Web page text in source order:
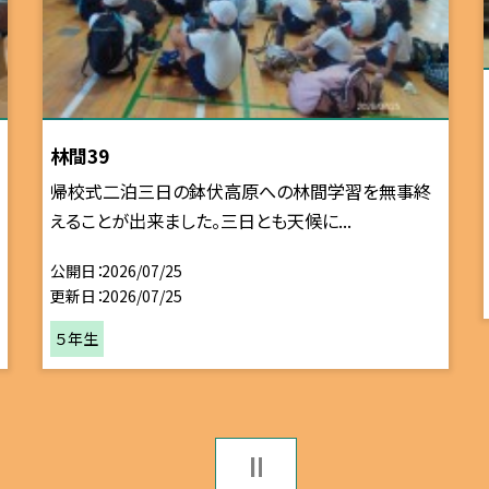
林間39
帰校式二泊三日の鉢伏高原への林間学習を無事終
えることが出来ました。三日とも天候に...
公開日 2026/07/25
更新日 2026/07/25
５年生